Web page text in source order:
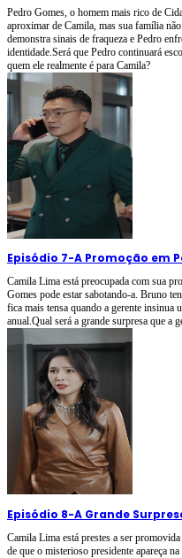
Pedro Gomes, o homem mais rico de
aproximar de Camila, mas sua família
demonstra sinais de fraqueza e Pedro
identidade.Será que Pedro continuará
quem ele realmente é para Camila?
Episódio 7-A Promoção em
Camila Lima está preocupada com sua
Gomes pode estar sabotando-a. Bruno
fica mais tensa quando a gerente insinua
anual.Qual será a grande surpresa que a
Episódio 8-A Grande
Camila Lima está prestes a ser
de que o misterioso presidente apareça